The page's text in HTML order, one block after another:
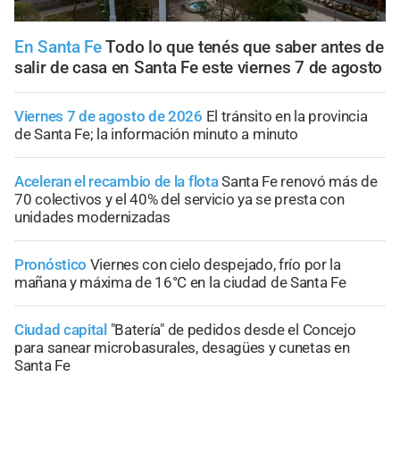
En Santa FeTodo lo que tenés que saber antes de
salir de casa en Santa Fe este viernes 7 de agosto
Viernes 7 de agosto de 2026 El tránsito en la provincia
de Santa Fe; la información minuto a minuto
Aceleran el recambio de la flotaSanta Fe renovó más de
70 colectivos y el 40% del servicio ya se presta con
unidades modernizadas
Pronóstico Viernes con cielo despejado, frío por la
mañana y máxima de 16°C en la ciudad de Santa Fe
Ciudad capital "Batería" de pedidos desde el Concejo
para sanear microbasurales, desagües y cunetas en
Santa Fe